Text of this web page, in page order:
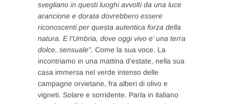
svegliano in questi luoghi avvolti da una luce
arancione e dorata dovrebbero essere
riconoscenti per questa autentica forza della
natura. E l’Umbria, dove oggi vivo e’ una terra
dolce, sensuale”. Come la sua voce. La
incontriamo in una mattina d’estate, nella sua
casa immersa nel verde intenso delle
campagne orvietane, fra alberi di olivo e
vigneti. Solare e sorridente. Parla in italiano